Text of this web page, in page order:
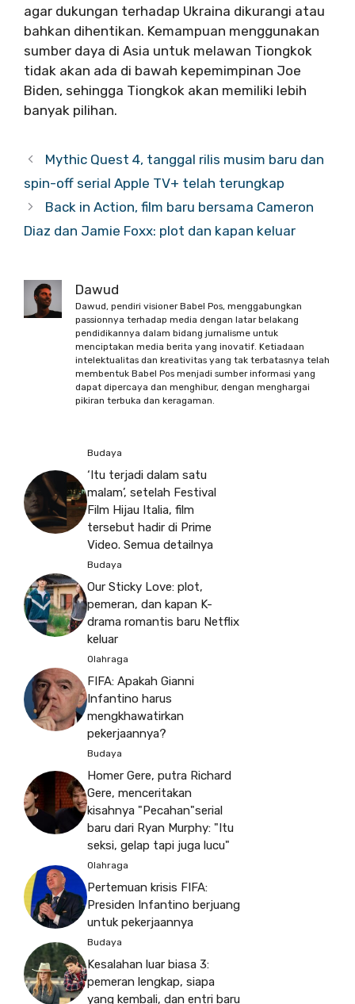
agar dukungan terhadap Ukraina dikurangi atau
bahkan dihentikan. Kemampuan menggunakan
sumber daya di Asia untuk melawan Tiongkok
tidak akan ada di bawah kepemimpinan Joe
Biden, sehingga Tiongkok akan memiliki lebih
banyak pilihan.
Mythic Quest 4, tanggal rilis musim baru dan
spin-off serial Apple TV+ telah terungkap
Back in Action, film baru bersama Cameron
Diaz dan Jamie Foxx: plot dan kapan keluar
Dawud
Dawud, pendiri visioner Babel Pos, menggabungkan
passionnya terhadap media dengan latar belakang
pendidikannya dalam bidang jurnalisme untuk
menciptakan media berita yang inovatif. Ketiadaan
intelektualitas dan kreativitas yang tak terbatasnya telah
membentuk Babel Pos menjadi sumber informasi yang
dapat dipercaya dan menghibur, dengan menghargai
pikiran terbuka dan keragaman.
Budaya
‘Itu terjadi dalam satu
malam’, setelah Festival
Film Hijau Italia, film
tersebut hadir di Prime
Video. Semua detailnya
Budaya
Our Sticky Love: plot,
pemeran, dan kapan K-
drama romantis baru Netflix
keluar
Olahraga
FIFA: Apakah Gianni
Infantino harus
mengkhawatirkan
pekerjaannya?
Budaya
Homer Gere, putra Richard
Gere, menceritakan
kisahnya "Pecahan"serial
baru dari Ryan Murphy: "Itu
seksi, gelap tapi juga lucu"
Olahraga
Pertemuan krisis FIFA:
Presiden Infantino berjuang
untuk pekerjaannya
Budaya
Kesalahan luar biasa 3:
pemeran lengkap, siapa
yang kembali, dan entri baru